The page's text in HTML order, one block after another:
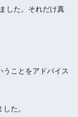
した。それだけ真
ことをアドバイス
た。